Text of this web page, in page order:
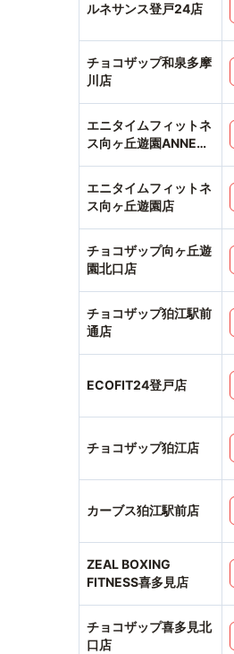
ルネサンス登戸24店
チョコザップ和泉多摩
川店
エニタイムフィットネ
ス向ヶ丘遊園ANNEX
エニタイムフィットネ
ス向ヶ丘遊園店
チョコザップ向ヶ丘遊
園北口店
チョコザップ狛江駅前
通店
ECOFIT24登戸店
チョコザップ狛江店
カーブス狛江駅前店
ZEAL BOXING
FITNESS喜多見店
チョコザップ喜多見北
口店